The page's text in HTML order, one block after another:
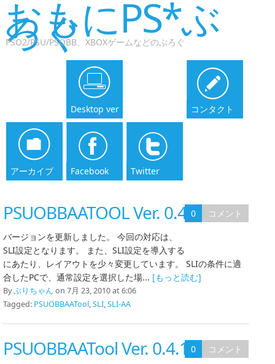
おもにPS*ぶ
ろぐ
PSO2/PSU/PSOBB、XBOXゲームなどのぶろぐ
Desktop ver コンタクト
アーカイブ Facebook Twitter
PSUOBBAATOOL Ver. 0.4.17
0
コメント
バージョンを更新しました。 今回の対応は、
SLI設定となります。 また、SLI設定を導入する
にあたり、レイアウトを少々変更しています。 SLIの条件に適
合したPCで、通常設定を選択した場... [もっと読む]
Byぶりちゃん on 7月 23, 2010 at 6:06
Tagged: PSUOBBAATool,SLI,SLI-AA
PSUOBBAATool Ver. 0.4.12
0
コメント